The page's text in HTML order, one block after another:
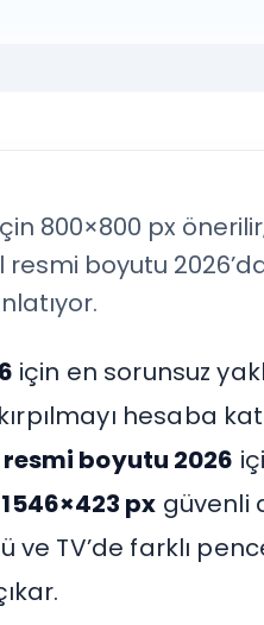
800×800 px
boyutu
için en sorunsuz
hesaba
boyutu 2026
1546×423 px güvenli
ve TV’de farklı